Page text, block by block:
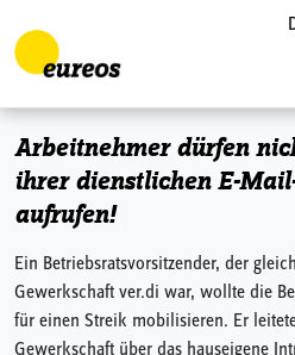
Skip to content
Arbeitnehmer dürfen
ihrer dienstlichen E-
aufrufen!
Ein Betriebsratsvorsitzender, der
Gewerkschaft ver.di war, wollte die
für einen Streik mobilisieren. Er